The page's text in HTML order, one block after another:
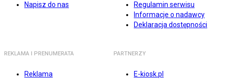
Napisz do nas
Regulamin serwisu
Informacje o nadawcy
Deklaracja dostępności
REKLAMA I PRENUMERATA
Reklama
PARTNERZY
E-kiosk.pl